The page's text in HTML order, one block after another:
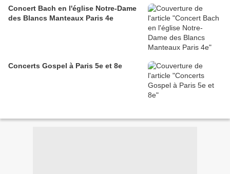
Concert Bach en l'église Notre-Dame
des Blancs Manteaux Paris 4e
Concerts Gospel à Paris 5e et 8e